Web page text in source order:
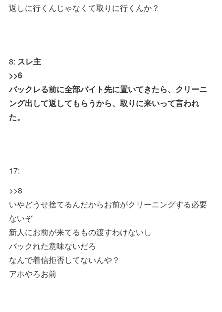
返しに行くんじゃなくて取りに行くんか？
8: スレ主
>>6
バックレる前に全部バイト先に置いてきたら、クリーニ
ング出して返してもらうから、取りに来いって言われ
た。
17:
>>8
いやどうせ捨てるんだからお前がクリーニングする必要
ないぞ
新人にお前が来てるもの渡すわけないし
バックれた意味ないだろ
なんで着信拒否してないんや？
アホやろお前